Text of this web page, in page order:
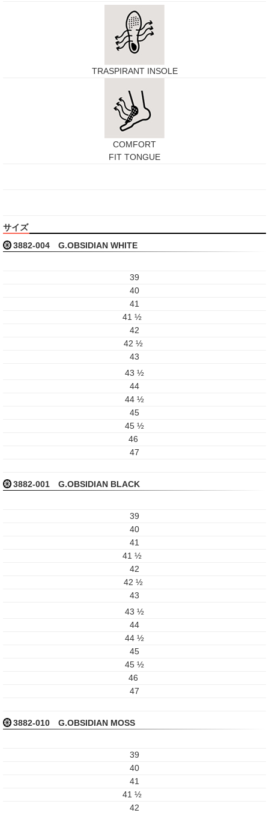
TRASPIRANT INSOLE
COMFORT
FIT TONGUE
サイズ
3882-004 G.OBSIDIAN WHITE
39
40
41
41 ½
42
42 ½
43
43 ½
44
44 ½
45
45 ½
46
47
3882-001 G.OBSIDIAN BLACK
39
40
41
41 ½
42
42 ½
43
43 ½
44
44 ½
45
45 ½
46
47
3882-010 G.OBSIDIAN MOSS
39
40
41
41 ½
42